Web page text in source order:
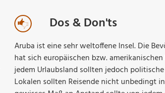
Dos & Don'ts
Aruba ist eine sehr weltoffene Insel. Die
hat sich europäischen bzw.
jedem Urlaubsland sollten jedoch
Lokalen sollten Reisende nicht unbedingt